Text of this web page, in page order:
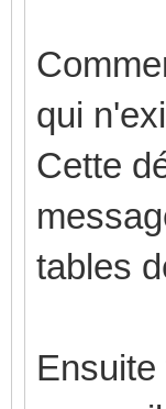
qui
Cette
tables